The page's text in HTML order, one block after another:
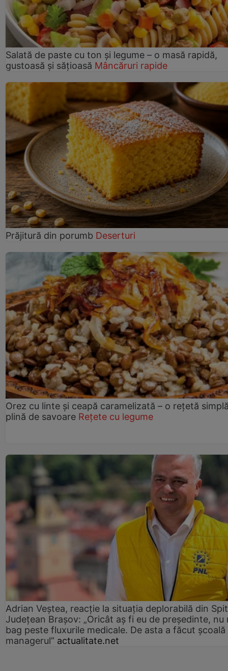
Salată de paste cu ton și legume – o masă rapidă,
gustoasă și sățioasă Mâncăruri rapide
Prăjitură din porumb Deserturi
Orez cu linte și ceapă caramelizată – o rețetă
plină de savoare Rețete cu legume
Adrian Veștea, reacție la situația deplorabilă din
Județean Brașov: „Oricât aș fi eu de președinte, nu
bag peste fluxurile medicale. De asta a făcut școală
managerul” actualitate.net